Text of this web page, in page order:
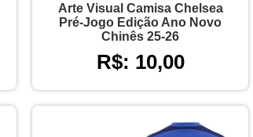
Arte Visual Camisa Chelsea
Pré-Jogo Edição Ano Novo
Chinês 25-26
R$: 10,00